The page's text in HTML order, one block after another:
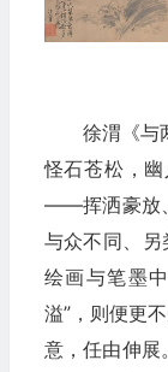
徐渭《与
怪石苍松，
——挥洒豪放
与众不同、另
绘画与笔墨
溢”，则便更
意，任由伸展